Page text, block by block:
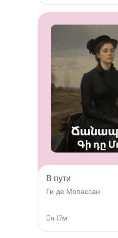
В пути
Ги де Мопассан
0ч 17м